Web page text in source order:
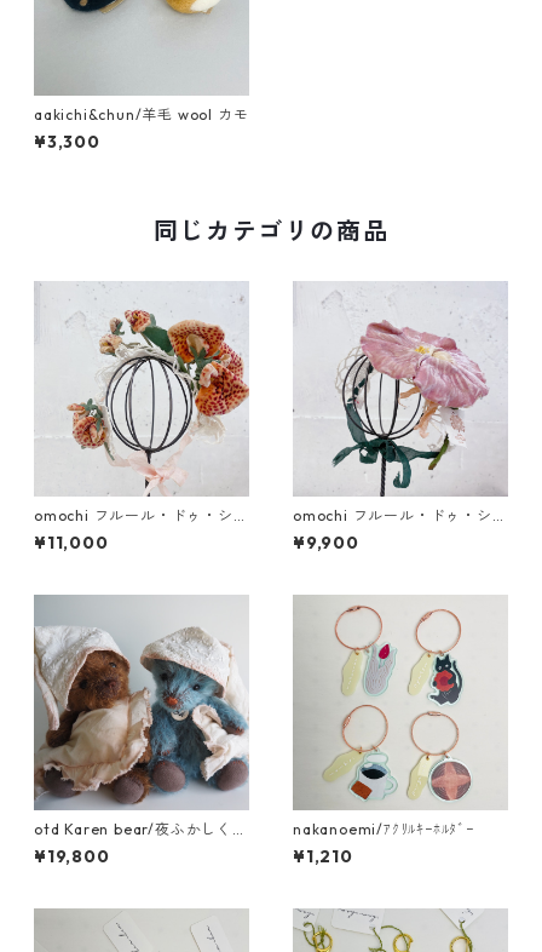
aakichi&chun/羊毛 wool カモ
¥3,300
同じカテゴリの商品
omochi フルール・ドゥ・シル
ク 蘭 (ドール用ヘッドドレス)
¥11,000
omochi フルール・ドゥ・シル
ク朝顔・菊 (ドール用ヘッドド
レス)
¥9,900
otd Karen bear/夜ふかしくま
さん
¥19,800
nakanoemi/ｱｸﾘﾙｷｰﾎﾙﾀﾞｰ
¥1,210